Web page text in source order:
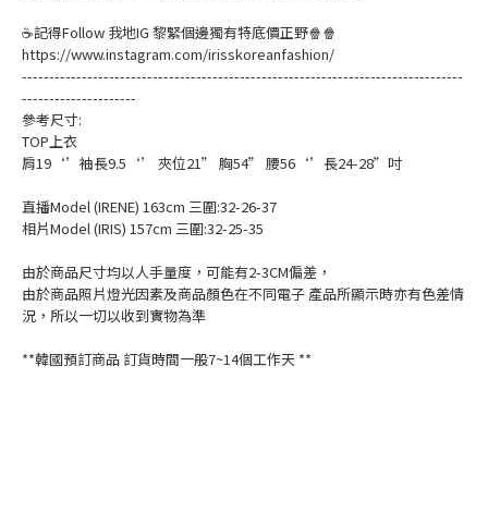
☕記得Follow 我地IG 黎緊個邊獨有特底價正野🍿🍿
https://www.instagram.com/irisskoreanfashion/
---------------------------------------------------------------------------------
---------------------
參考尺寸:
TOP上衣
肩19‘’袖長9.5‘’ 夾位21” 胸54” 腰56‘’長24-28”吋
直播Model (IRENE) 163cm 三圍:32-26-37
相片Model (IRIS) 157cm 三圍:32-25-35
由於商品尺寸均以人手量度，可能有2-3CM偏差，
由於商品照片燈光因素及商品顏色在不同電子 產品所顯示時亦有色差情
況，所以一切以收到實物為準
**韓國預訂商品 訂貨時間一般7~14個工作天 **